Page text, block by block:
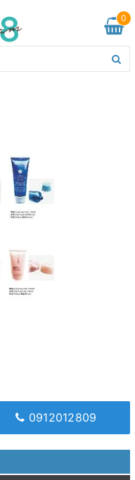
0
0912012809